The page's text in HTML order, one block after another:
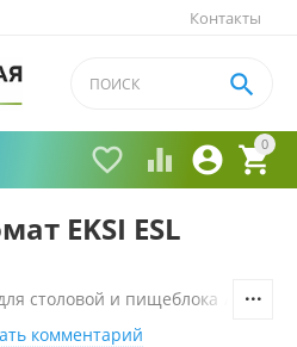
Контакты
0


 

EKSI ESL
столовой и пищеблока
комментарий